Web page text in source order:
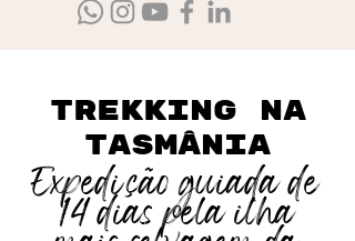
Trekking na
Tasmânia
Expedição guiada de
14 dias pela ilha